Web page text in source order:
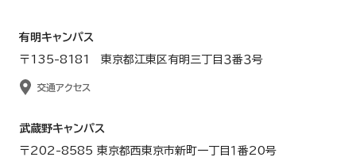
有明キャンパス
〒135-8181 東京都江東区有明三丁目３番３号
交通アクセス
武蔵野キャンパス
〒202-8585 東京都西東京市新町一丁目１番20号